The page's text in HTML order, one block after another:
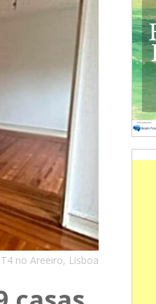
T4 no Areeiro, Lisboa